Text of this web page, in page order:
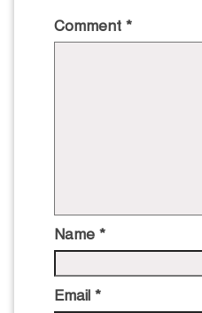
Comment *
Name *
Email *